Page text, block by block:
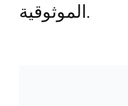
الموثوقية.